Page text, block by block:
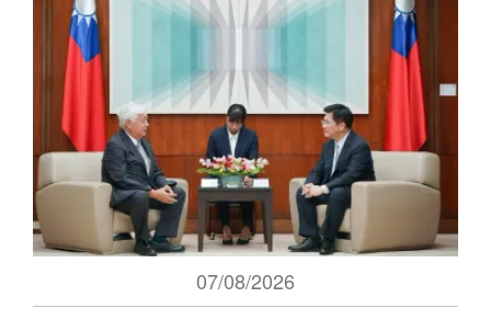
07/08/2026